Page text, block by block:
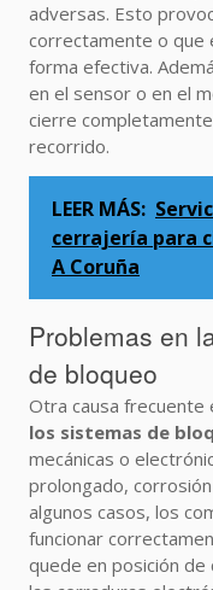
adversas. Esto
correctamente o que
forma efectiva.
en el sensor o en el
cierre
recorrido.
LEER MÁS:
cerrajería para
A Coruña
Problemas en
de bloqueo
Otra causa frecuente
los sistemas de
mecánicas o
prolongado,
algunos casos, los
funcionar
quede en posición